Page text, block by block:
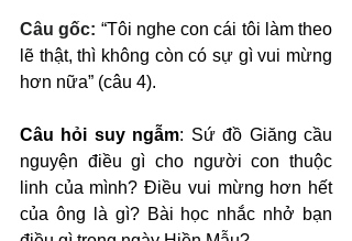
Câu gốc: “Tôi nghe con cái tôi làm theo
lẽ thật, thì không còn có sự gì vui mừng
hơn nữa” (câu 4).
Câu hỏi suy ngẫm: Sứ đồ Giăng cầu
nguyện điều gì cho người con thuộc
linh của mình? Điều vui mừng hơn hết
của ông là gì? Bài học nhắc nhở bạn